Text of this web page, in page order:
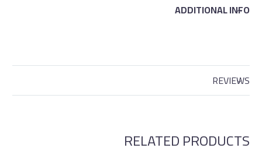
ADDITIONAL INFO
REVIEWS
RELATED PRODUCTS